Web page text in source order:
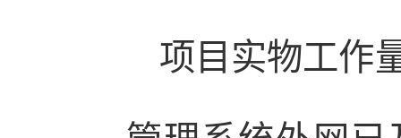
项目实物工作